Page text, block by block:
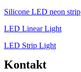
Silicone LED neon strip
LED Linear Light
LED Strip Light
Kontakt